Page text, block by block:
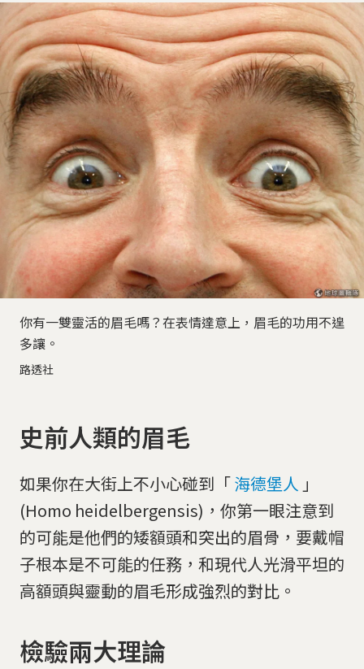
你有一雙靈活的眉毛嗎？在表情達意上，眉毛的功用不遑
多讓。
路透社
史前人類的眉毛
如果你在大街上不小心碰到「海德堡人 」
(Homo heidelbergensis)，你第一眼注意到
的可能是他們的矮額頭和突出的眉骨，要戴帽
子根本是不可能的任務，和現代人光滑平坦的
高額頭與靈動的眉毛形成強烈的對比。
檢驗兩大理論